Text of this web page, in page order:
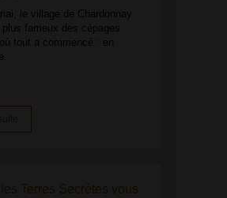
le village de Chardonnay
plus fameux des cépages
où tout a commencé : en
Terres Secrètes vous